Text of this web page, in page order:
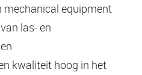
mechanical equipment
las- en
kwaliteit hoog in het